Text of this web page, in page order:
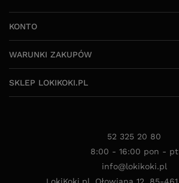
KONTO
WARUNKI ZAKUPÓW
SKLEP LOKIKOKI.PL
52 325 20 80
8:00 - 16:00 pon - pt
info@lokikoki.pl